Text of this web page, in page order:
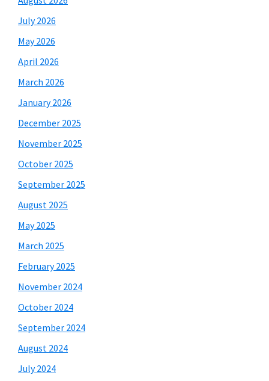
July 2026
May 2026
April 2026
March 2026
January 2026
December 2025
November 2025
October 2025
September 2025
August 2025
May 2025
March 2025
February 2025
November 2024
October 2024
September 2024
August 2024
July 2024